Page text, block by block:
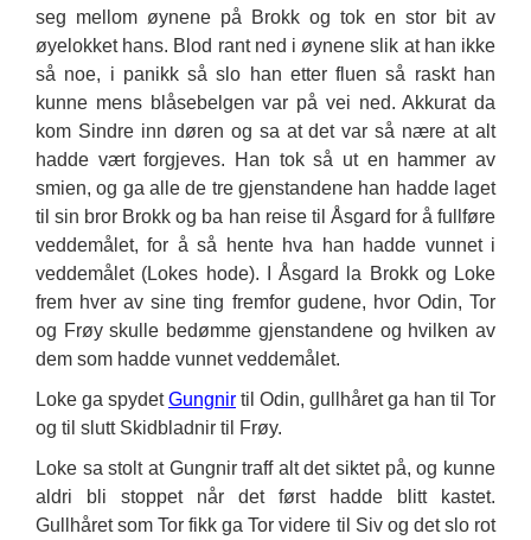
seg mellom øynene på Brokk og tok en stor bit av
øyelokket hans. Blod rant ned i øynene slik at han ikke
så noe, i panikk så slo han etter fluen så raskt han
kunne mens blåsebelgen var på vei ned. Akkurat da
kom Sindre inn døren og sa at det var så nære at alt
hadde vært forgjeves. Han tok så ut en hammer av
smien, og ga alle de tre gjenstandene han hadde laget
til sin bror Brokk og ba han reise til Åsgard for å fullføre
veddemålet, for å så hente hva han hadde vunnet i
veddemålet (Lokes hode). I Åsgard la Brokk og Loke
frem hver av sine ting fremfor gudene, hvor Odin, Tor
og Frøy skulle bedømme gjenstandene og hvilken av
dem som hadde vunnet veddemålet.
Loke ga spydetGungnir til Odin, gullhåret ga han til Tor
og til slutt Skidbladnir til Frøy.
Loke sa stolt at Gungnir traff alt det siktet på, og kunne
aldri bli stoppet når det først hadde blitt kastet.
Gullhåret som Tor fikk ga Tor videre til Siv og det slo rot